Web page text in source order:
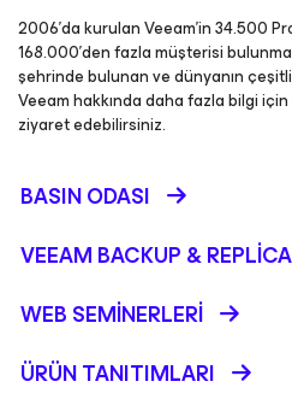
2006’da kurulan Veeam’in 34.500
168.000’den fazla müşterisi
şehrinde bulunan ve dünyanın
Veeam hakkında daha fazla bilgi için
ziyaret edebilirsiniz.
BASIN ODASI
VEEAM BACKUP &
WEB SEMINERLERI
ÜRÜN TANITIMLARI